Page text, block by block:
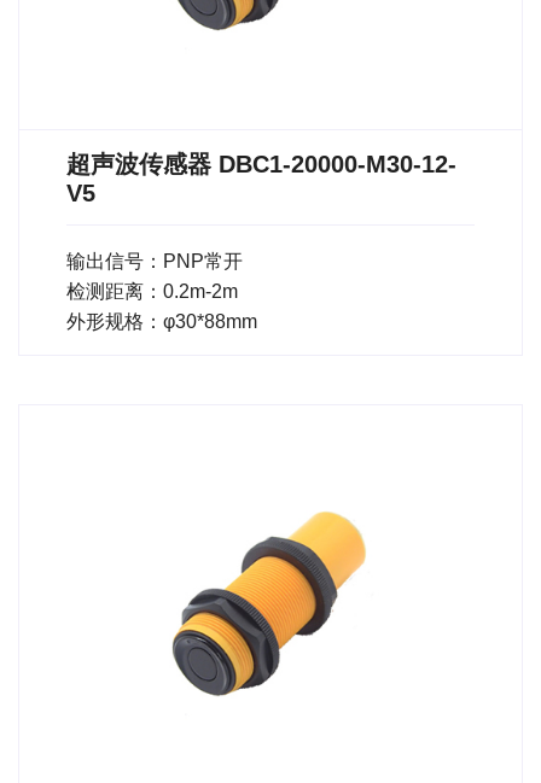
超声波传感器 DBC1-20000-M30-12-
V5
输出信号：PNP常开
检测距离：0.2m-2m
外形规格：φ30*88mm